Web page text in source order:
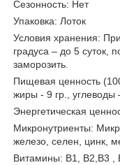
Сезонность: Нет
Упаковка: Лоток
Условия хранения:
градуса – до 5 суток,
заморозить.
Пищевая ценность
жиры - 9 гр., углеводы
Энергетическая
Микронутриенты:
железо, селен, цинк,
Витамины: В1, В2,B3 ,